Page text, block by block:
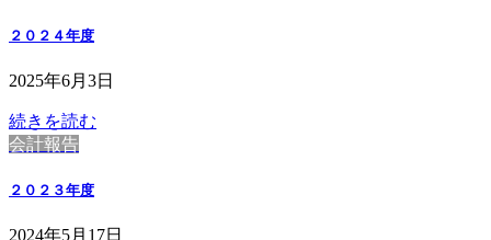
２０２４年度
2025年6月3日
続きを読む
会計報告
２０２３年度
2024年5月17日